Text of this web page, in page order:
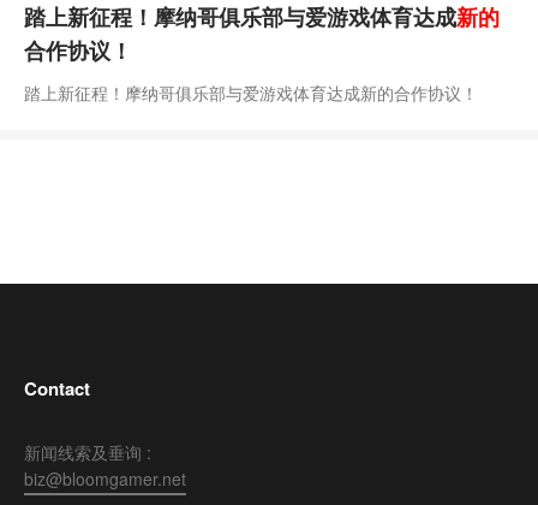
踏上新征程！摩纳哥俱乐部与爱游戏体育达成新的
合作协议！
踏上新征程！摩纳哥俱乐部与爱游戏体育达成新的合作协议！
Contact
新闻线索及垂询 :
biz@bloomgamer.net